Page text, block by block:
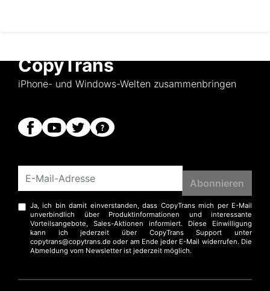
CopyTrans
iPhone- und Windows-Welten zusammenbringen
Ja, ich bin damit einverstanden, dass CopyTrans mich per E-Mail
unverbindlich über Produktinformationen und interessante
Vorteilsangebote, Sales-Aktionen informiert. Diese Einwilligung
kann ich jederzeit über CopyTrans Support unter
copytrans@copytrans.de oder am Ende jeder E-Mail widerrufen. Die
Abmeldung vom Newsletter ist jederzeit möglich.